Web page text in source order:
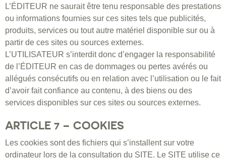
L’ÉDITEUR ne saurait être tenu responsable des prestations
ou informations fournies sur ces sites tels que publicités,
produits, services ou tout autre matériel disponible sur ou à
partir de ces sites ou sources externes.
L’UTILISATEUR s’interdit donc d’engager la responsabilité
de l’ÉDITEUR en cas de dommages ou pertes avérés ou
allégués consécutifs ou en relation avec l’utilisation ou le fait
d’avoir fait confiance au contenu, à des biens ou des
services disponibles sur ces sites ou sources externes.
ARTICLE 7 – COOKIES
Les cookies sont des fichiers qui s’installent sur votre
ordinateur lors de la consultation du SITE. Le SITE utilise ce